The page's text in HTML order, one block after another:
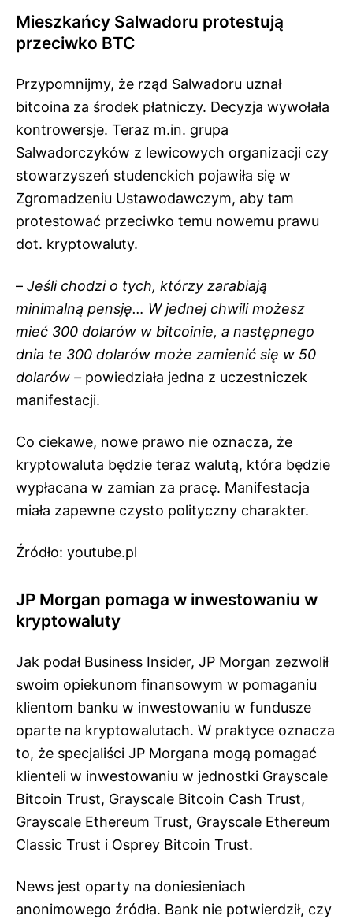
Mieszkańcy Salwadoru protestują
przeciwko BTC
Przypomnijmy, że rząd Salwadoru uznał
bitcoina za środek płatniczy. Decyzja wywołała
kontrowersje. Teraz m.in. grupa
Salwadorczyków z lewicowych organizacji czy
stowarzyszeń studenckich pojawiła się w
Zgromadzeniu Ustawodawczym, aby tam
protestować przeciwko temu nowemu prawu
dot. kryptowaluty.
– Jeśli chodzi o tych, którzy zarabiają
minimalną pensję… W jednej chwili możesz
mieć 300 dolarów w bitcoinie, a następnego
dnia te 300 dolarów może zamienić się w 50
dolarów – powiedziała jedna z uczestniczek
manifestacji.
Co ciekawe, nowe prawo nie oznacza, że
kryptowaluta będzie teraz walutą, która będzie
wypłacana w zamian za pracę. Manifestacja
miała zapewne czysto polityczny charakter.
Źródło: youtube.pl
JP Morgan pomaga w inwestowaniu w
kryptowaluty
Jak podał Business Insider, JP Morgan zezwolił
swoim opiekunom finansowym w pomaganiu
klientom banku w inwestowaniu w fundusze
oparte na kryptowalutach. W praktyce oznacza
to, że specjaliści JP Morgana mogą pomagać
klienteli w inwestowaniu w jednostki Grayscale
Bitcoin Trust, Grayscale Bitcoin Cash Trust,
Grayscale Ethereum Trust, Grayscale Ethereum
Classic Trust i Osprey Bitcoin Trust.
News jest oparty na doniesieniach
anonimowego źródła. Bank nie potwierdził, czy